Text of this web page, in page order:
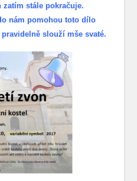
stále pokračuje.
nám pomohou toto dílo
slouží mše svaté.